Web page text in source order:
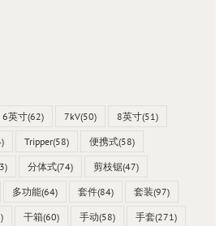
6英寸(62) 7kV(50) 8英寸(51)
Tripper(58) 便携式(58)
分体式(74) 剪枝锯(47)
多功能(64) 套件(84) 套装(97)
干箱(60) 手动(58) 手套(271)